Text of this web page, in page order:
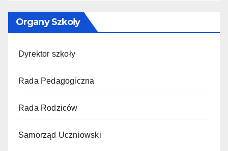
Organy Szkoły
Dyrektor szkoły
Rada Pedagogiczna
Rada Rodziców
Samorząd Uczniowski